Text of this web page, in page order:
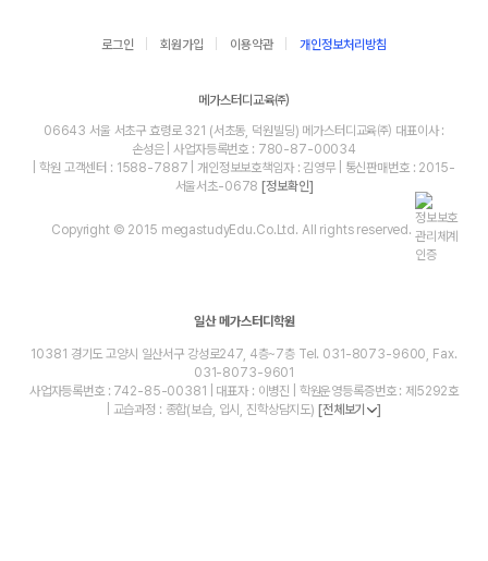
로그인 회원가입 이용약관 개인정보처리방침
메가스터디교육㈜
06643 서울 서초구 효령로 321 (서초동, 덕원빌딩) 메가스터디교육㈜ 대표이사 :
손성은 | 사업자등록번호 : 780-87-00034
| 학원 고객센터 : 1588-7887 | 개인정보보호책임자 : 김영무 | 통신판매번호 : 2015-
서울서초-0678[정보확인]
Copyright © 2015 megastudyEdu.Co.Ltd. All rights reserved.
일산 메가스터디학원
10381 경기도 고양시 일산서구 강성로247, 4층~7층 Tel. 031-8073-9600, Fax.
031-8073-9601
사업자등록번호 : 742-85-00381 | 대표자 : 이병진 | 학원운영등록증번호 : 제5292호
| 교습과정 : 종합(보습, 입시, 진학상담지도) [전체보기 ]